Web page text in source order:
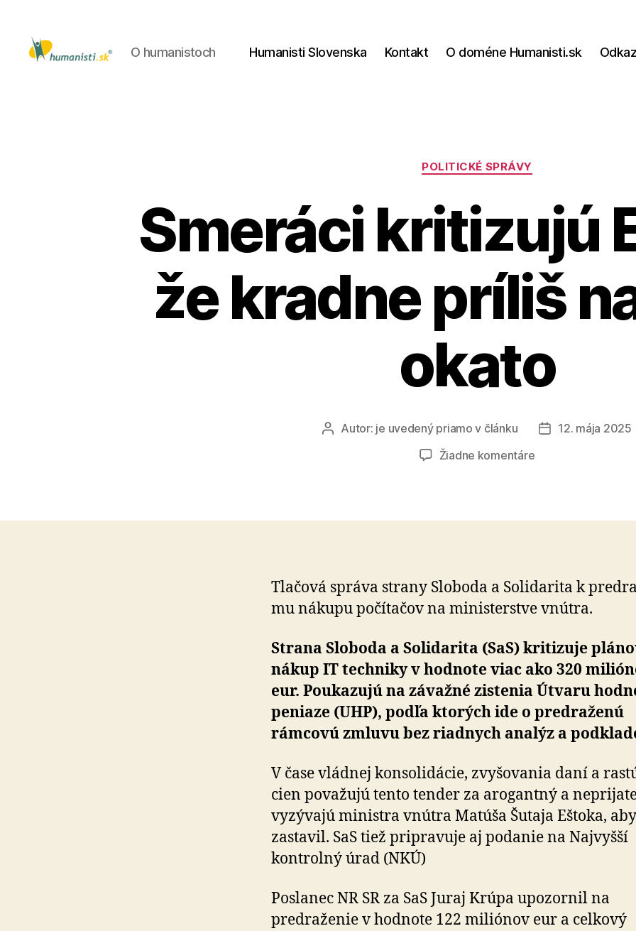
O humanistoch Humanisti Slovenska Kontakt O doméne Humanisti.sk
Kategórie
POLITICKÉ SPRÁVY
Smeráci kritizujú
že kradne príliš
okato
AutorAutor: je uvedený priamo v článku
Dátum
12. mája 2025
Žiadne komentárena
že
a
okato
Tlačová správa strany Sloboda a Solidarita k
mu nákupu počítačov na ministerstve vnútra.
Strana Sloboda a Solidarita (SaS) kritizuje
nákup IT techniky v hodnote viac ako 320
eur. Poukazujú na závažné zistenia Útvaru
peniaze (UHP), podľa ktorých ide o predraženú
rámcovú zmluvu bez riadnych analýz a
V čase vládnej konsolidácie, zvyšovania daní a
cien považujú tento tender za arogantný a
vyzývajú ministra vnútra Matúša Šutaja Eštoka,
zastavil. SaS tiež pripravuje aj podanie na Najvyšší
kontrolný úrad (NKÚ)
Poslanec NR SR za SaS Juraj Krúpa upozornil na
predraženie v hodnote 122 miliónov eur a celkový